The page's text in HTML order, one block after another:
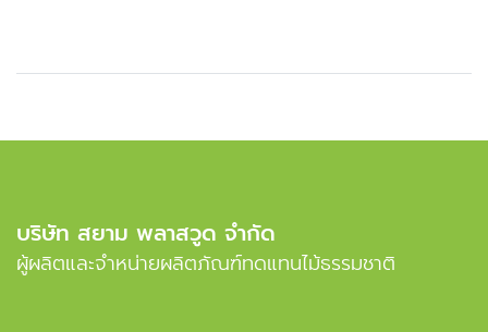
บริษัท สยาม พลาสวูด จำกัด
ผู้ผลิตและจำหน่ายผลิตภัณฑ์ทดแทนไม้ธรรมชาติ